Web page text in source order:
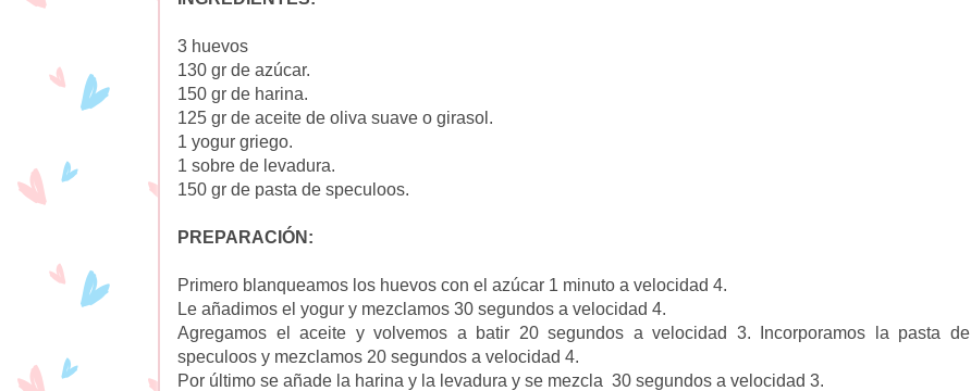
3 huevos
130 gr de azúcar.
150 gr de harina.
125 gr de aceite de oliva suave o girasol.
1 yogur griego.
1 sobre de levadura.
150 gr de pasta de speculoos.
PREPARACIÓN:
Primero blanqueamos los huevos con el azúcar 1 minuto a velocidad 4.
Le añadimos el yogur y mezclamos 30 segundos a velocidad 4.
Agregamos el aceite y volvemos a batir 20 segundos a velocidad 3. Incorporamos la pasta de
speculoos y mezclamos 20 segundos a velocidad 4.
Por último se añade la harina y la levadura y se mezcla 30 segundos a velocidad 3.